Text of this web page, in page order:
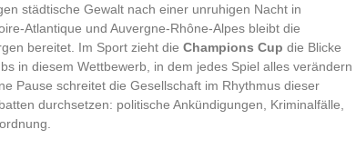
städtische Gewalt nach einer unruhigen Nacht in
Atlantique und Auvergne-Rhône-Alpes bleibt die
bereitet. Im Sport zieht die Champions Cup die Blicke
in diesem Wettbewerb, in dem jedes Spiel alles verändern
Pause schreitet die Gesellschaft im Rhythmus dieser
durchsetzen: politische Ankündigungen, Kriminalfälle,